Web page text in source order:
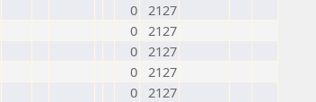
0 2127
0 2127
0 2127
0 2127
0 2127